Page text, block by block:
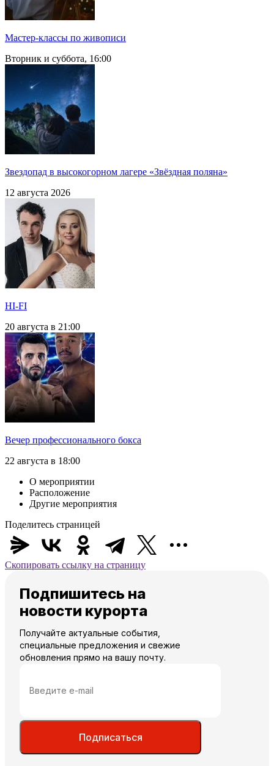
Мастер-классы по живописи
Вторник и суббота, 16:00
Звездопад в высокогорном лагере «Звёздная поляна»
12 августа 2026
HI-FI
20 августа в 21:00
Вечер профессионального бокса
22 августа в 18:00
О мероприятии
Расположение
Другие мероприятия
Поделитесь страницей
Скопировать ссылку на страницу
Подпишитесь на
новости курорта
Получайте актуальные события,
специальные предложения и свежие
обновления прямо на вашу почту.
Подписаться